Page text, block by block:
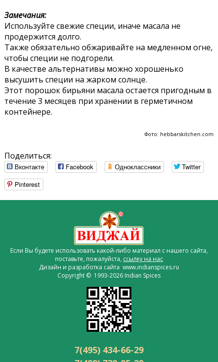
Замечания:
Используйте свежие специи, иначе масала не
продержится долго.
Также обязательно обжаривайте на медленном огне,
чтобы специи не подгорели.
В качестве альтернативы можно хорошенько
высушить специи на жарком солнце.
Этот порошок бирьяни масала остается пригодным в
течение 3 месяцев при хранении в герметичном
контейнере.
Фото: hebbarskitchen.com
Поделиться:
Вконтакте Facebook Одноклассники
Twitter
Pinterest
Если Вы будете использовать какой-либо материал с нашего сайта,
поставьте, пожалуйста, ссылку на нас
Дизайн и разработка сайта www.indianspices.ru
Copyright © 1993-2026 Indian Spices
7(495) 434-66-29